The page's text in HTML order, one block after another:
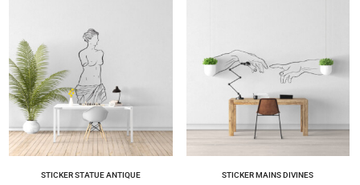
STICKER STATUE ANTIQUE STICKER MAINS DIVINES